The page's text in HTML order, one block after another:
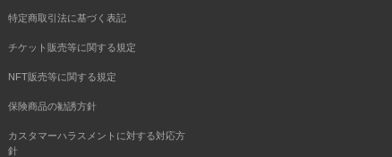
特定商取引法に基づく表記
チケット販売等に関する規定
NFT販売等に関する規定
保険商品の勧誘方針
カスタマーハラスメントに対する対応方
針